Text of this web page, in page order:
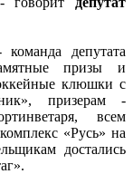
депутата
призы и
клюшки с
призерам -
всем
«Русь» на
достались